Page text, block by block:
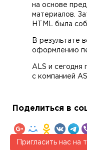
Пригласить нас на
на основе
материалов.
HTML была
В результате
оформлению
ALS и сегодня
с компанией
Поделиться в